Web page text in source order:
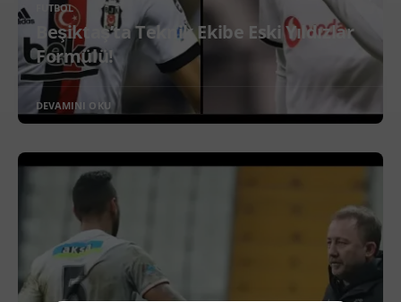
FUTBOL
Beşiktaş’ta Teknik Ekibe Eski Yıldızlar
Formülü!
DEVAMINI OKU